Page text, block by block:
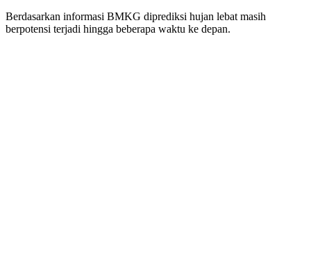
Berdasarkan informasi BMKG diprediksi hujan lebat masih
berpotensi terjadi hingga beberapa waktu ke depan.